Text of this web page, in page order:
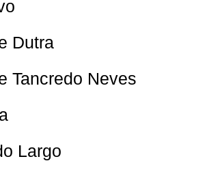
Dutra
Tancredo Neves
Largo